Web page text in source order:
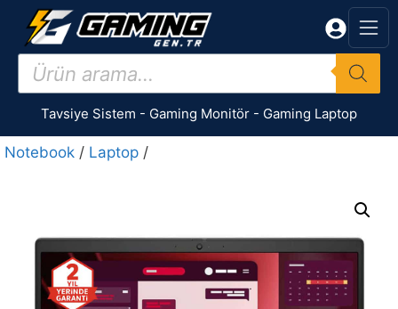
İçeriğe
Products
search
Tavsiye Sistem - Gaming Monitör - Gaming Laptop
Notebook / Laptop /